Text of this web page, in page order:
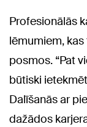
Profesionālās
lēmumiem,
posmos. “Pat
būtiski
Dalīšanās ar
dažādos